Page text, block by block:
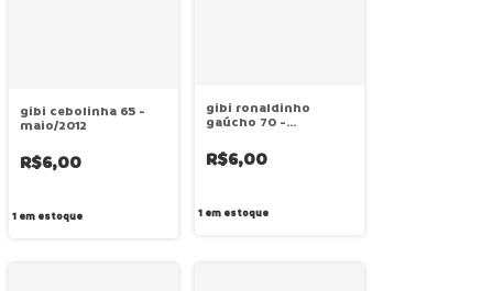
gibi cebolinha 65 -
maio/2012
R$6,00
1em estoque
gibi ronaldinho
gaúcho 70 -
R$6,00
1em estoque